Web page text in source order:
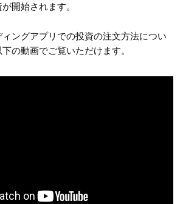
開始されます。
ングアプリでの投資の注文方法につい
の動画でご覧いただけます。